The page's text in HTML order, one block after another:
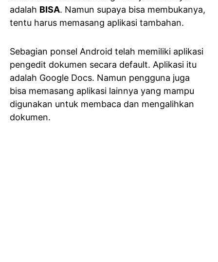
adalah BISA. Namun supaya bisa membukanya,
tentu harus memasang aplikasi tambahan.
Sebagian ponsel Android telah memiliki aplikasi
pengedit dokumen secara default. Aplikasi itu
adalah Google Docs. Namun pengguna juga
bisa memasang aplikasi lainnya yang mampu
digunakan untuk membaca dan mengalihkan
dokumen.